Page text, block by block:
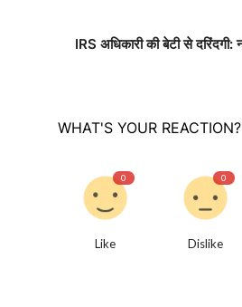
IRS अधिकारी की बेटी से
WHAT'S YOUR REACTION?
0
Like
0
Dislike